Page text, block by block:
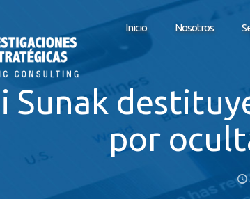
Inicio Nosotros
Sunak
por